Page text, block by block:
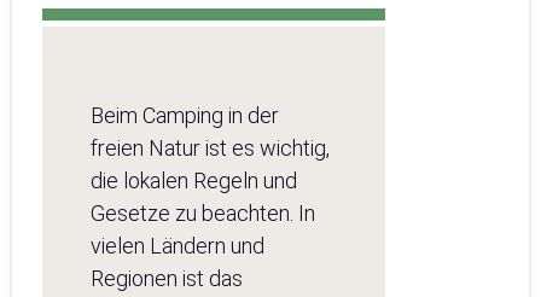
Beim Camping in der
freien Natur ist es wichtig,
die lokalen Regeln und
Gesetze zu beachten. In
vielen Ländern und
Regionen ist das